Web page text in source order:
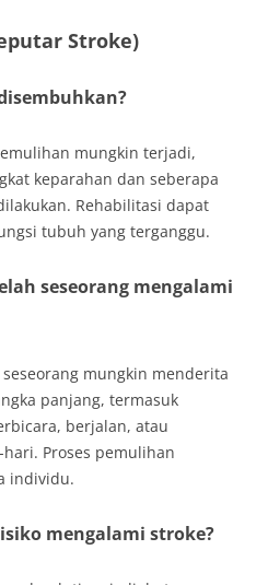
Stroke)
mungkin terjadi,
keparahan dan seberapa
Rehabilitasi dapat
tubuh yang terganggu.
seseorang mengalami
mungkin menderita
panjang, termasuk
berjalan, atau
Proses pemulihan
individu.
mengalami stroke?